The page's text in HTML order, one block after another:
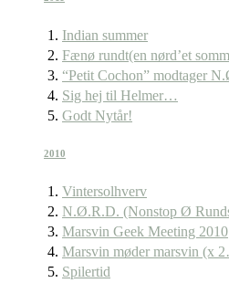
Indian summer
Fænø rundt(en nørd’et
“Petit Cochon” modtager
Sig hej til Helmer…
Godt Nytår!
2010
Vintersolhverv
N.Ø.R.D. (Nonstop Ø
Marsvin Geek Meeting 2010
Marsvin møder marsvin (x
Spilertid